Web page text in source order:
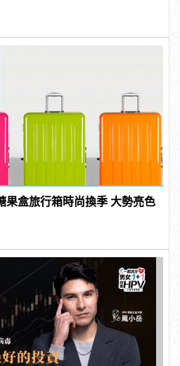
果盒旅行箱時尚換季 大勢亮色